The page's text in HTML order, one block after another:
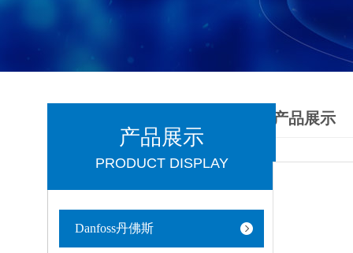
产品展示
PRODUCT DISPLAY
Danfoss丹佛斯
产品展示